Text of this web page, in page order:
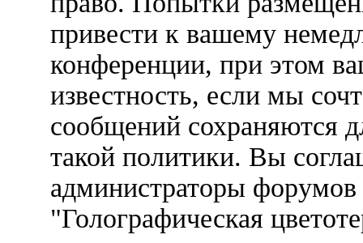
привести к вашему
конференции, при этом
известность, если мы
сообщений сохраняются
такой политики. Вы
администраторы
"Голографическая